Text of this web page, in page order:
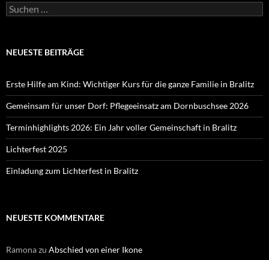
Suchen
nach:
NEUESTE BEITRÄGE
Erste Hilfe am Kind: Wichtiger Kurs für die ganze Familie in Bralitz
Gemeinsam für unser Dorf: Pflegeeinsatz am Dornbuschsee 2026
Terminhighlights 2026: Ein Jahr voller Gemeinschaft in Bralitz
Lichterfest 2025
Einladung zum Lichterfest in Bralitz
NEUESTE KOMMENTARE
Ramonazu Abschied von einer Ikone